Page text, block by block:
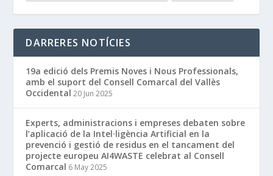
DARRERES NOTÍCIES
19a edició dels Premis Noves i Nous Professionals,
amb el suport del Consell Comarcal del Vallès
Occidental 20 Jun 2025
Experts, administracions i empreses debaten sobre
l’aplicació de la Intel·ligència Artificial en la
prevenció i gestió de residus en el tancament del
projecte europeu AI4WASTE celebrat al Consell
Comarcal 6 May 2025